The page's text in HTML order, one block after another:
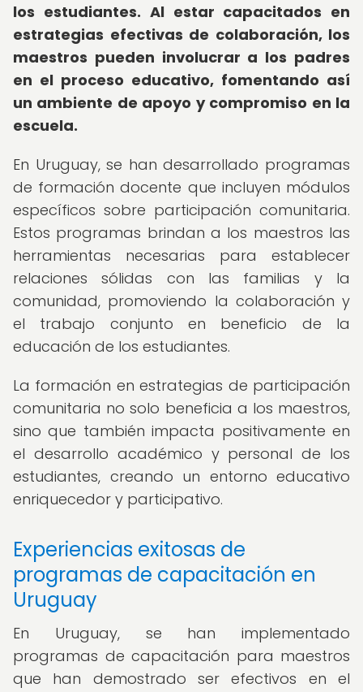
los estudiantes. Al estar capacitados en
estrategias efectivas de colaboración, los
maestros pueden involucrar a los padres
en el proceso educativo, fomentando así
un ambiente de apoyo y compromiso en la
escuela.
En Uruguay, se han desarrollado programas
de formación docente que incluyen módulos
específicos sobre participación comunitaria.
Estos programas brindan a los maestros las
herramientas necesarias para establecer
relaciones sólidas con las familias y la
comunidad, promoviendo la colaboración y
el trabajo conjunto en beneficio de la
educación de los estudiantes.
La formación en estrategias de participación
comunitaria no solo beneficia a los maestros,
sino que también impacta positivamente en
el desarrollo académico y personal de los
estudiantes, creando un entorno educativo
enriquecedor y participativo.
Experiencias exitosas de
programas de capacitación en
Uruguay
En Uruguay, se han implementado
programas de capacitación para maestros
que han demostrado ser efectivos en el